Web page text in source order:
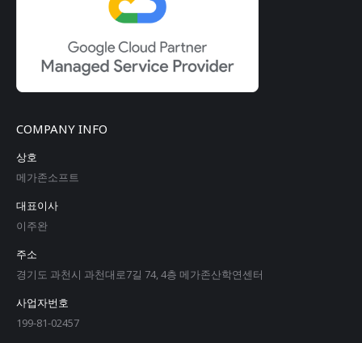
COMPANY INFO
상호
메가존소프트
대표이사
이주완
주소
경기도 과천시 과천대로7길 74, 4층 메가존산학연센터
사업자번호
199-81-02457